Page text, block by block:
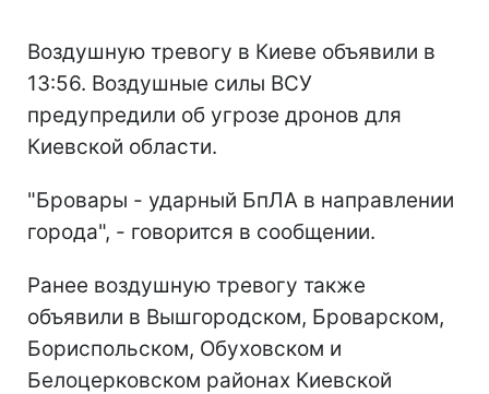
Воздушную тревогу в Киеве объявили в
13:56. Воздушные силы ВСУ
предупредили об угрозе дронов для
Киевской области.
"Бровары - ударный БпЛА в направлении
города", - говорится в сообщении.
Ранее воздушную тревогу также
объявили в Вышгородском, Броварском,
Бориспольском, Обуховском и
Белоцерковском районах Киевской